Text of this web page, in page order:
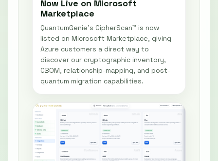
Now Live on Microsoft
Marketplace
QuantumGenie’s CipherScan™ is now
listed on Microsoft Marketplace, giving
Azure customers a direct way to
discover our cryptographic inventory,
CBOM, relationship-mapping, and post-
quantum migration capabilities.